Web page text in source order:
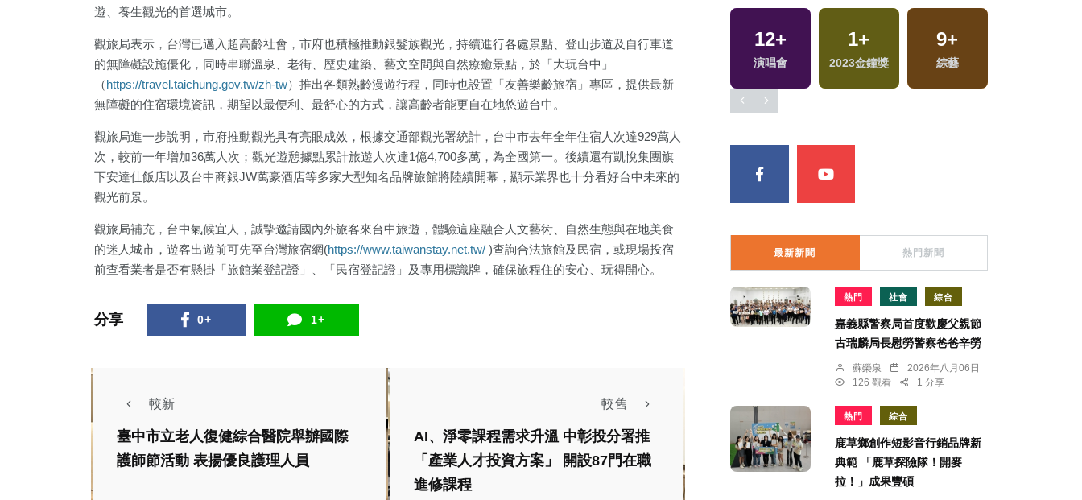
遊、養生觀光的首選城市。
觀旅局表示，台灣已邁入超高齡社會，市府也積極推動銀髮族觀光，持續進行各處景點、登山步道及自行車道
的無障礙設施優化，同時串聯溫泉、老街、歷史建築、藝文空間與自然療癒景點，於「大玩台中」
（https://travel.taichung.gov.tw/zh-tw）推出各類熟齡漫遊行程，同時也設置「友善樂齡旅宿」專區，提供最新
無障礙的住宿環境資訊，期望以最便利、最舒心的方式，讓高齡者能更自在地悠遊台中。
觀旅局進一步說明，市府推動觀光具有亮眼成效，根據交通部觀光署統計，台中市去年全年住宿人次達929萬人
次，較前一年增加36萬人次；觀光遊憩據點累計旅遊人次達1億4,700多萬，為全國第一。後續還有凱悅集團旗
下安達仕飯店以及台中商銀JW萬豪酒店等多家大型知名品牌旅館將陸續開幕，顯示業界也十分看好台中未來的
觀光前景。
觀旅局補充，台中氣候宜人，誠摯邀請國內外旅客來台中旅遊，體驗這座融合人文藝術、自然生態與在地美食
的迷人城市，遊客出遊前可先至台灣旅宿網(https://www.taiwanstay.net.tw/ )查詢合法旅館及民宿，或現場投宿
前查看業者是否有懸掛「旅館業登記證」、「民宿登記證」及專用標識牌，確保旅程住的安心、玩得開心。
分享 0+ 1+
較新
臺中市立老人復健綜合醫院舉辦國際
護師節活動 表揚優良護理人員
較舊
AI、淨零課程需求升溫 中彰投分署推
「產業人才投資方案」 開設87門在職
進修課程
263+
藝文
75+
美食
173+
運動
兩岸佛教文化交
流專區
福建林公信俗文
化專區
12+
演唱會
1+
2023金鐘獎
9+
綜藝
最新新聞 熱門新聞
熱門 社會 綜合
嘉義縣警察局首度歡慶父親節
古瑞麟局長慰勞警察爸爸辛勞
蘇榮泉
2026年八月06日
126 觀看
1 分享
熱門 綜合
鹿草鄉創作短影音行銷品牌新
典範 「鹿草探險隊！開麥
拉！」成果豐碩